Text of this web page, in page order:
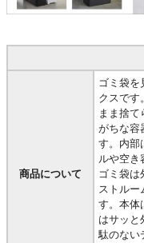
商品について
ゴミ袋を
クスです
まま捨て
がちな容
す。内部
ルや空き
ゴミ袋は
ストルー
す。本体
はサッと
駄のない